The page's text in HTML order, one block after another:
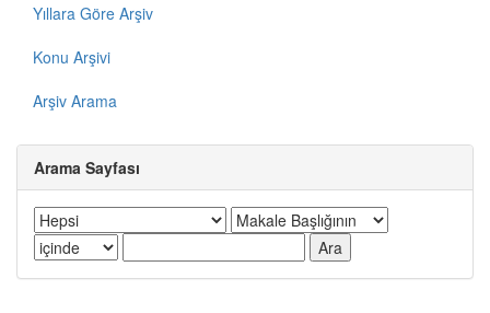
Yıllara Göre Arşiv
Konu Arşivi
Arşiv Arama
Arama Sayfası